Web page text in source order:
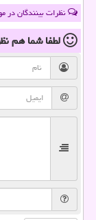
نظرات بینندگان در
لطفا شما هم